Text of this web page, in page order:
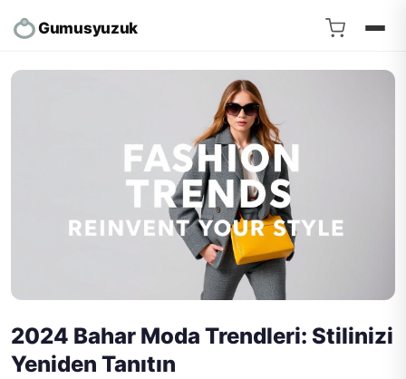
Gumusyuzuk
2024 Bahar Moda Trendleri: Stilinizi
Yeniden Tanıtın